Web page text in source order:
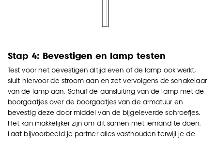
Stap 4: Bevestigen en lamp testen
Test voor het bevestigen altijd even of de lamp ook werkt,
sluit hiervoor de stroom aan en zet vervolgens de schakelaar
van de lamp aan. Schuif de aansluiting van de lamp met de
boorgaatjes over de boorgaatjes van de armatuur en
bevestig deze door middel van de bijgeleverde schroefjes.
Het kan makkelijker zijn om dit samen met iemand te doen.
Laat bijvoorbeeld je partner alles vasthouden terwijl je de